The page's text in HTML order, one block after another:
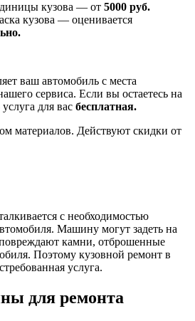
кузова — от 5000 руб.
кузова — оценивается
ваш автомобиль с места
сервиса. Если вы остаетесь на
для вас бесплатная.
материалов. Действуют скидки от
с необходимостью
Машину могут задеть на
камни, отброшенные
Поэтому кузовной ремонт в
услуга.
для ремонта